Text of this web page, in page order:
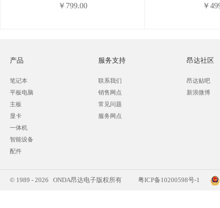
￥799.00 ￥
产品
笔记本
平板电脑
主板
显卡
一体机
智能设备
配件
服务支持
联系我们
销售网点
常见问题
服务网点
昂达社区
昂达贴吧
新浪微博
© 1989 - 2026 ONDA昂达电子版权所有 粤ICP备10200598号-1